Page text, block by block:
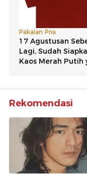
Rekomendasi